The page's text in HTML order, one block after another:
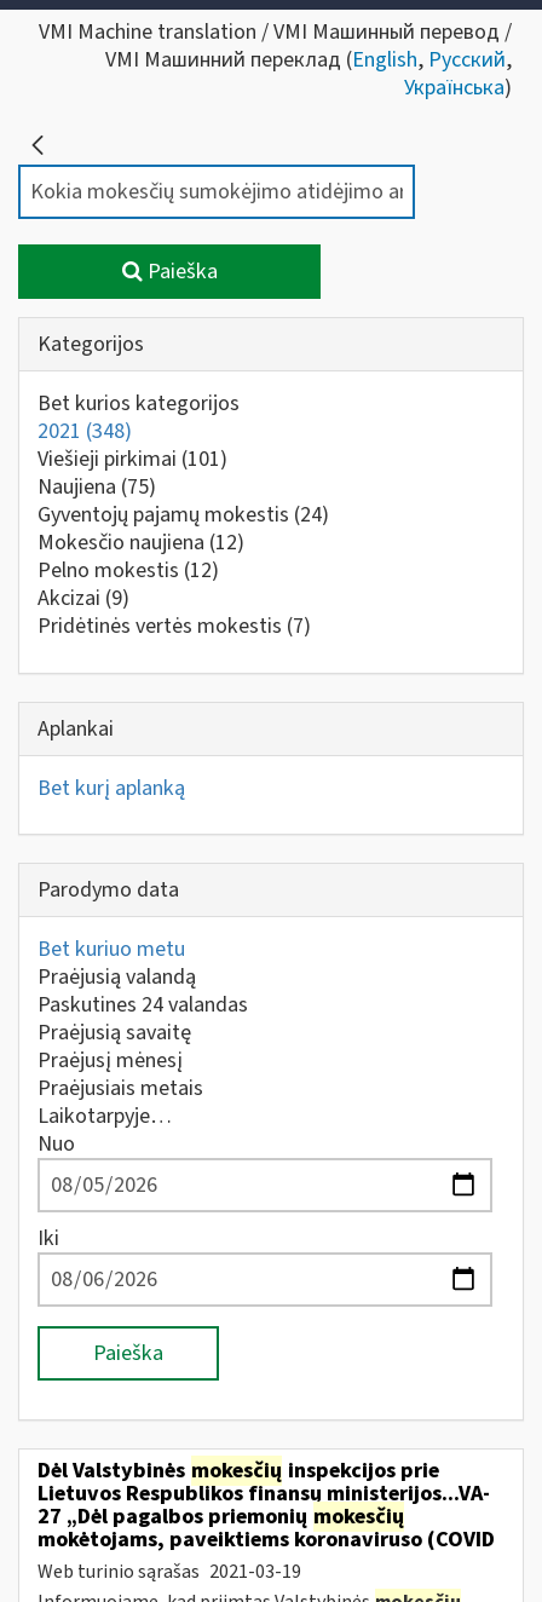
VMI Machine translation / VMI Машинный перевод /
VMI Машинний переклад (English, Русский,
Українська)
Paieška
Kategorijos
Bet kurios kategorijos
2021 (348)
Viešieji pirkimai (101)
Naujiena (75)
Gyventojų pajamų mokestis (24)
Mokesčio naujiena (12)
Pelno mokestis (12)
Akcizai (9)
Pridėtinės vertės mokestis (7)
Aplankai
Bet kurį aplanką
Parodymo data
Bet kuriuo metu
Praėjusią valandą
Paskutines 24 valandas
Praėjusią savaitę
Praėjusį mėnesį
Praėjusiais metais
Laikotarpyje…
Nuo
Iki
Paieška
Dėl Valstybinės mokesčių inspekcijos prie
Lietuvos Respublikos finansų ministerijos...VA-
27 „Dėl pagalbos priemonių mokesčių
mokėtojams, paveiktiems koronaviruso (COVID
Web turinio sąrašas 2021-03-19